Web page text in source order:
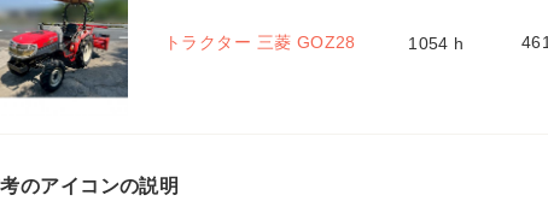
トラクター 三菱 GOZ28 1054 h
のアイコンの説明